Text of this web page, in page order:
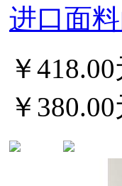
进口面
￥
￥